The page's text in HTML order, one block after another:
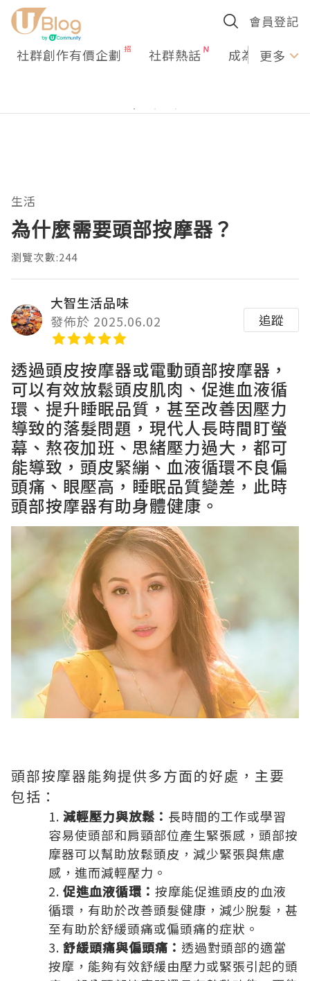
會員登記
社群創作有價企劃 社群熱話 成為U更多
生活
為什麼需要頭部按摩器？
瀏覽次數:244
大智生活品味
發佈於 2025.06.02
追蹤
透過頭皮按摩器或電動頭部按摩器，
可以有效放鬆頭皮肌肉、促進血液循
環、提升睡眠品質，甚至改善因壓力
導致的落髮問題，現代人長時間盯螢
幕、熬夜加班、思緒壓力過大，都可
能導致，頭皮緊繃、血液循環不良偏
頭痛、眼壓高，睡眠品質變差，此時
頭部按摩器有助身體健康。
頭部按摩器能夠提供多方面的好處，主要
包括：
減輕壓力與放鬆： 長時間的工作或學習
容易使頭部和肩頸部位產生緊張感，頭部按
摩器可以幫助放鬆頭皮，減少緊張與焦慮
感，進而減輕壓力。
促進血液循環： 按摩能促進頭皮的血液
循環，有助於改善頭髮健康，減少脫髮，甚
至有助於舒緩頭痛或偏頭痛的症狀。
舒緩頭痛與偏頭痛： 透過對頭部的適當
按摩，能夠有效舒緩由壓力或緊張引起的頭